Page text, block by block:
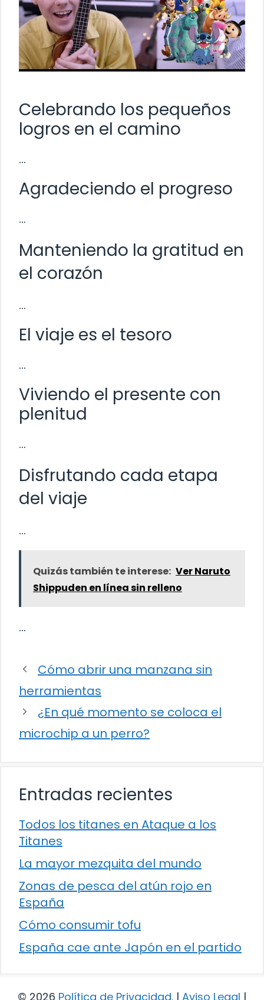
Celebrando los pequeños
logros en el camino
…
Agradeciendo el progreso
…
Manteniendo la gratitud en
el corazón
…
El viaje es el tesoro
…
Viviendo el presente con
plenitud
…
Disfrutando cada etapa
del viaje
…
Quizás también te interese: Ver Naruto
Shippuden en línea sin relleno
…
Cómo abrir una manzana sin
herramientas
¿En qué momento se coloca el
microchip a un perro?
Entradas recientes
Todos los titanes en Ataque a los
Titanes
La mayor mezquita del mundo
Zonas de pesca del atún rojo en
España
Cómo consumir tofu
España cae ante Japón en el partido
© 2026 Política de Privacidad. | Aviso Legal |